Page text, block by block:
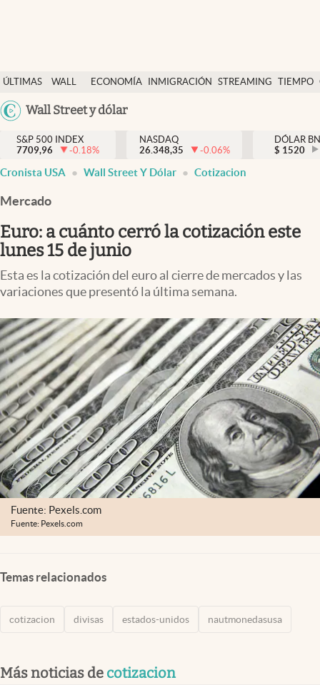
ÚLTIMAS
NOTICIAS
WALL
DÓLAR
ECONOMÍA INMIGRACIÓN STREAMING TIEMPO
México
Wall Street y dólar
Finanzas y economía
Wall Street y dólar
Inmigración
Espiritual
Streaming
Lifestyle
USA
S&P 500 INDEX
7709,96
-0.18%
NASDAQ
26.348,35
-0.06%
DÓLAR
$ 1520
Cronista USA Wall Street Y Dólar Cotizacion
Mercado
Euro: a cuánto cerró la cotización este
lunes 15 de junio
Esta es la cotización del euro al cierre de mercados y las
variaciones que presentó la última semana.
Fuente: Pexels.com
Fuente: Pexels.com
Temas relacionados
cotizacion divisas estados-unidos nautmonedasusa
Más noticias de cotizacion